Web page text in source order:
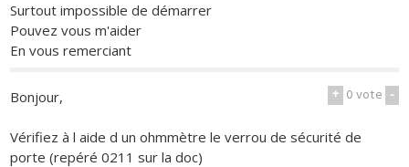
Surtout impossible de démarrer
Pouvez vous m'aider
En vous remerciant
+ 0vote -
Bonjour,
Vérifiez à l aide d un ohmmètre le verrou de sécurité de
porte (repéré 0211 sur la doc)